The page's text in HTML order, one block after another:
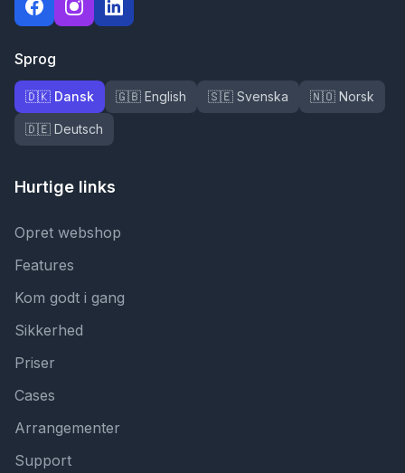
Sprog
🇩🇰 Dansk 🇬🇧 English 🇸🇪 Svenska 🇳🇴 Norsk
🇩🇪 Deutsch
Hurtige links
Opret webshop
Features
Kom godt i gang
Sikkerhed
Priser
Cases
Arrangementer
Support